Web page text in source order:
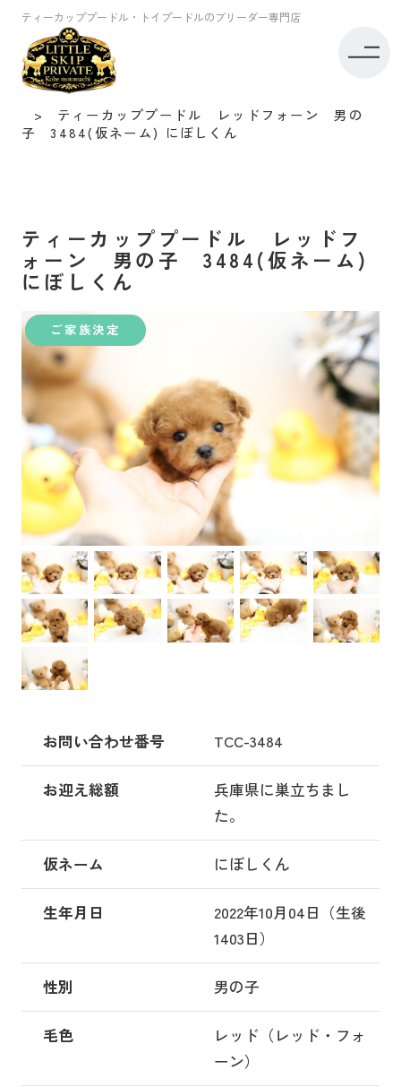
ティーカッププードル・トイプードルのブリーダー専門店
トイプードル専門店リトルスキップ TOP
子犬情報
ティーカッププードル レッドフォーン 男の
子 3484(仮ネーム) にぼしくん
ティーカッププードル レッドフ
ォーン 男の子 3484(仮ネーム)
にぼしくん
ご家族決定
お問い合わせ番号 TCC-3484
お迎え総額
兵庫県に巣立ちまし
た。
仮ネーム にぼしくん
生年月日
2022年10月04日（生後
1403日）
性別 男の子
毛色
レッド（レッド・フォ
ーン）